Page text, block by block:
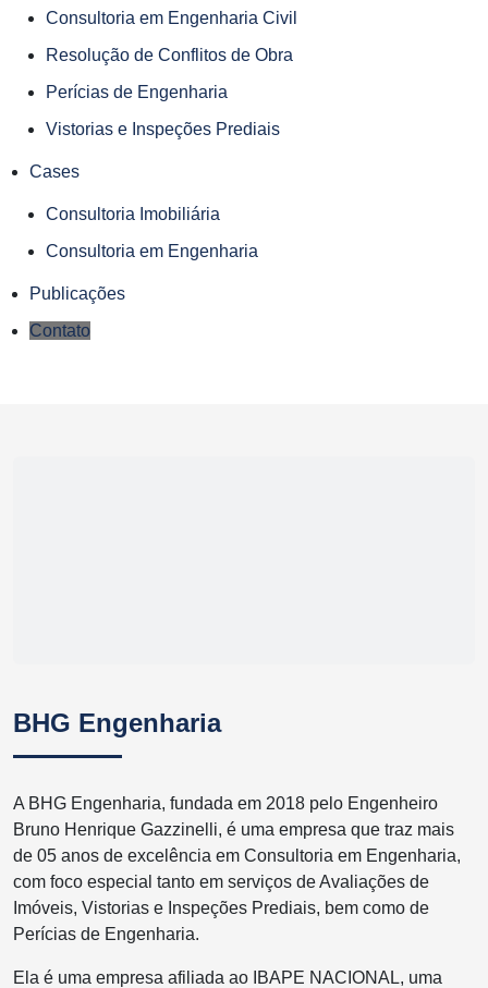
Consultoria em Engenharia Civil
Resolução de Conflitos de Obra
Perícias de Engenharia
Vistorias e Inspeções Prediais
Cases
Consultoria Imobiliária
Consultoria em Engenharia
Publicações
Contato
BHG Engenharia
A BHG Engenharia, fundada em 2018 pelo Engenheiro
Bruno Henrique Gazzinelli, é uma empresa que traz mais
de 05 anos de excelência em Consultoria em Engenharia,
com foco especial tanto em serviços de Avaliações de
Imóveis, Vistorias e Inspeções Prediais, bem como de
Perícias de Engenharia.
Ela é uma empresa afiliada ao IBAPE NACIONAL, uma